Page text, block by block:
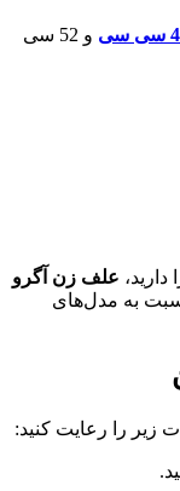
و 52 سی
علف زن آگرو
به مدل‌های
زیر را رعایت کنید: